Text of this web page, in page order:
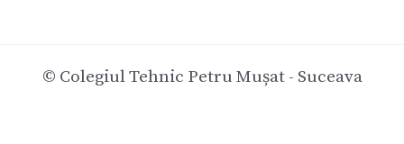
© Colegiul Tehnic Petru Mușat - Suceava